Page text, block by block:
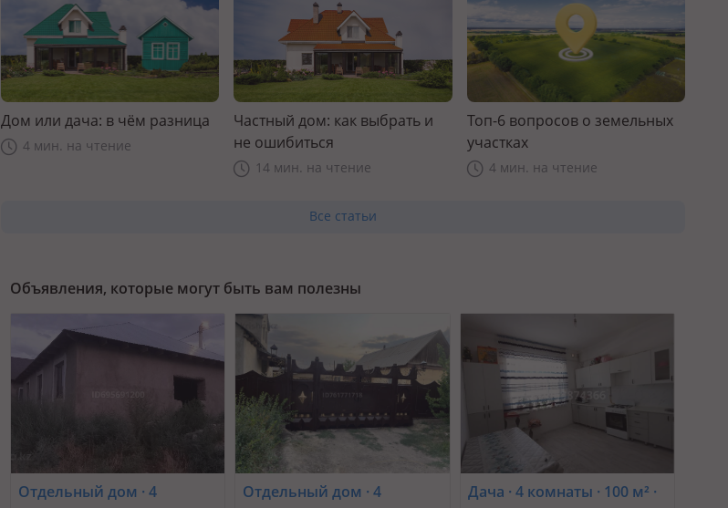
Дом или дача: в чём разница
4 мин. на чтение
Частный дом: как выбрать и
не ошибиться
14 мин. на чтение
Топ-6 вопросов о земельных
участках
4 мин. на чтение
Все статьи
Объявления, которые могут быть вам полезны
Отдельный дом · 4
Отдельный дом · 4
Дача · 4 комнаты · 100 м² ·